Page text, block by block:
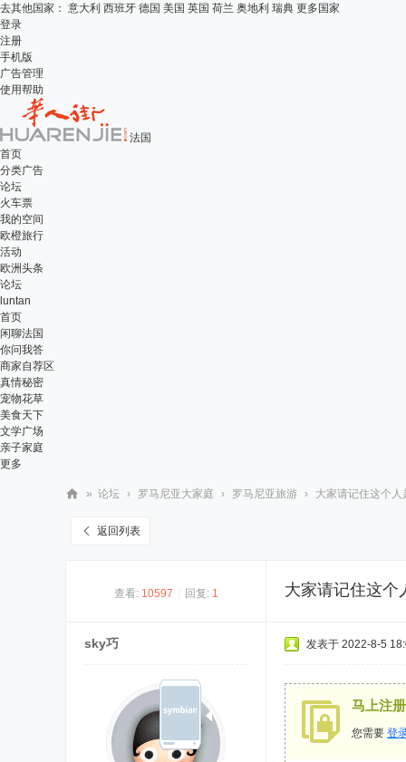
去其他国家： 意大利 西班牙 德国 美国 英国 荷兰 奥地利 瑞典 更多国家
登录
注册
手机版
广告管理
使用帮助
法国
首页
分类广告
论坛
火车票
我的空间
欧橙旅行
活动
欧洲头条
论坛
luntan
首页
闲聊法国
你问我答
商家自荐区
真情秘密
宠物花草
美食天下
文学广场
亲子家庭
更多
» 论坛 › 罗马尼亚大家庭 › 罗马尼亚旅游 › 大家请记住这个
返回列表
查看: 10597 回复: 1 大家请记住这个
sky巧 发表于 2022-8-5
马上注
您需要 登